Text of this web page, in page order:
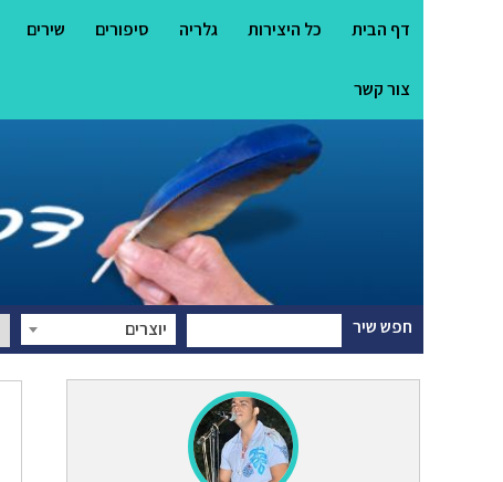
דף הבית כל היצירות גלריה סיפורים שירים
צור קשר
חפש שיר יוצרים